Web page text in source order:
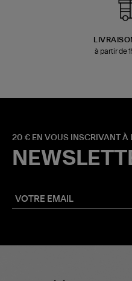
à partir de
20 € EN VOUS INSCRIVANT À